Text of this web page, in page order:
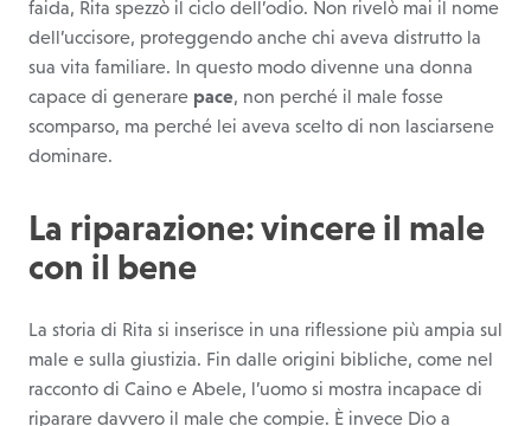
faida, Rita spezzò il ciclo dell’odio. Non rivelò mai il nome
dell’uccisore, proteggendo anche chi aveva distrutto la
sua vita familiare. In questo modo divenne una donna
capace di generare pace, non perché il male fosse
scomparso, ma perché lei aveva scelto di non lasciarsene
dominare.
La riparazione: vincere il male
con il bene
La storia di Rita si inserisce in una riflessione più ampia sul
male e sulla giustizia. Fin dalle origini bibliche, come nel
racconto di Caino e Abele, l’uomo si mostra incapace di
riparare davvero il male che compie. È invece Dio a